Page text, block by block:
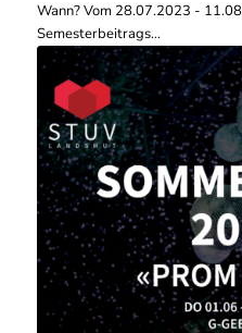
Wann? Vom 28.07.2023 -
Semesterbeitrags…